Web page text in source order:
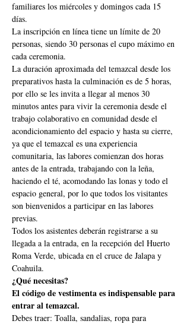
familiares los miércoles y domingos cada 15
días.
La inscripción en línea tiene un límite de 20
personas, siendo 30 personas el cupo máximo en
cada ceremonia.
La duración aproximada del temazcal desde los
preparativos hasta la culminación es de 5 horas,
por ello se les invita a llegar al menos 30
minutos antes para vivir la ceremonia desde el
trabajo colaborativo en comunidad desde el
acondicionamiento del espacio y hasta su cierre,
ya que el temazcal es una experiencia
comunitaria, las labores comienzan dos horas
antes de la entrada, trabajando con la leña,
haciendo el té, acomodando las lonas y todo el
espacio general, por lo que todos los visitantes
son bienvenidos a participar en las labores
previas.
Todos los asistentes deberán registrarse a su
llegada a la entrada, en la recepción del Huerto
Roma Verde, ubicada en el cruce de Jalapa y
Coahuila.
¿Qué necesitas?
El código de vestimenta es indispensable para
entrar al temazcal.
Debes traer: Toalla, sandalias, ropa para